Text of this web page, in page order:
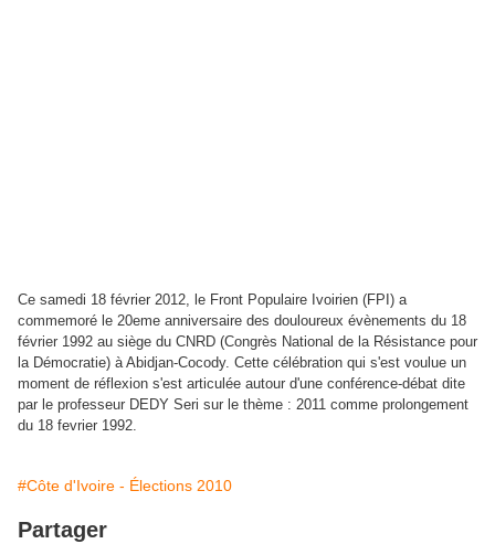
Ce samedi 18 février 2012, le Front Populaire Ivoirien (FPI) a
commemoré le 20eme anniversaire des douloureux évènements du 18
février 1992 au siège du CNRD (Congrès National de la Résistance pour
la Démocratie) à Abidjan-Cocody. Cette célébration qui s'est voulue un
moment de réflexion s'est articulée autour d'une conférence-débat dite
par le professeur DEDY Seri sur le thème : 2011 comme prolongement
du 18 fevrier 1992.
#Côte d'Ivoire - Élections 2010
Partager